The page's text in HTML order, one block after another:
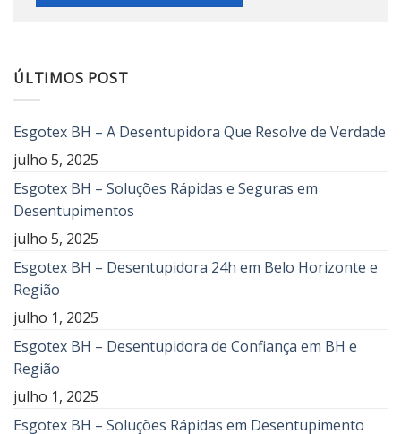
ÚLTIMOS POST
Esgotex BH – A Desentupidora Que Resolve de Verdade
julho 5, 2025
Esgotex BH – Soluções Rápidas e Seguras em
Desentupimentos
julho 5, 2025
Esgotex BH – Desentupidora 24h em Belo Horizonte e
Região
julho 1, 2025
Esgotex BH – Desentupidora de Confiança em BH e
Região
julho 1, 2025
Esgotex BH – Soluções Rápidas em Desentupimento